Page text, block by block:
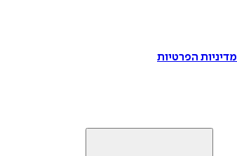
הפרטיות